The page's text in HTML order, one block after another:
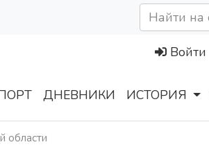
Войти
ДНЕВНИКИ ИСТОРИЯ
области